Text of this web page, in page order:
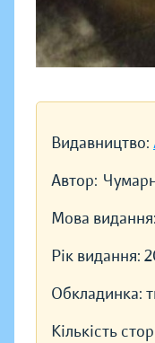
Видавництво:
Автор:
Мова видання:
Рік видання:
Обкладинка:
Кількість